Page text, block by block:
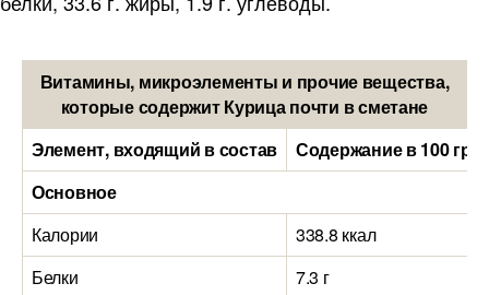
Витамины, микроэлементы и прочие вещества,
которые содержит Курица почти в сметане
Элемент, входящий в состав
Содержание в 100
Основное
Калории
338.8 ккал
Белки
7.3 г